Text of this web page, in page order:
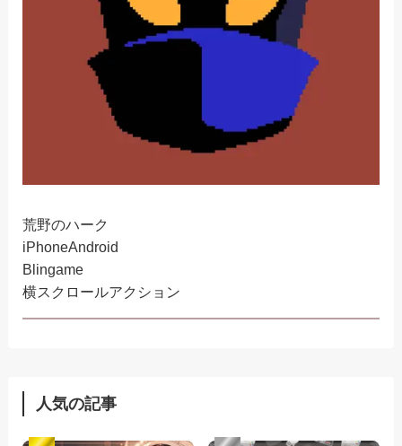
荒野のハーク
iPhoneAndroid
Blingame
横スクロールアクション
人気の記事